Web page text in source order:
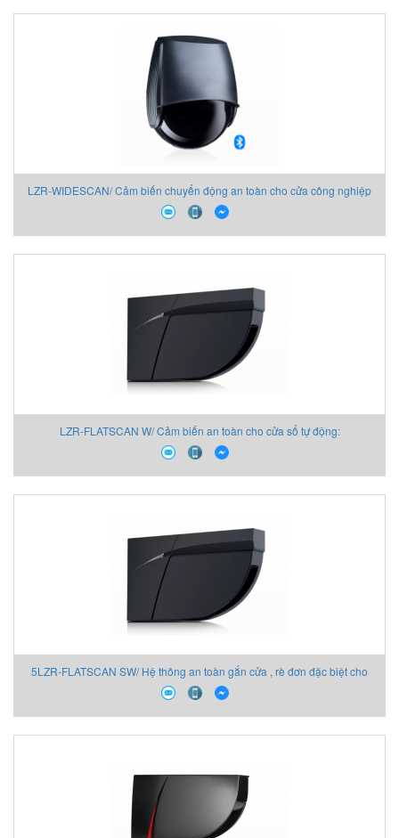
LZR-WIDESCAN/ Cảm biến chuyển động an toàn cho cửa công nghiệp
LZR-FLATSCAN W/ Cảm biến an toàn cho cửa sổ tự động:
5LZR-FLATSCAN SW/ Hệ thông an toàn gắn cửa , rè đơn đặc biệt cho
cửa đổi năng lượng đầy đủ và thấp.